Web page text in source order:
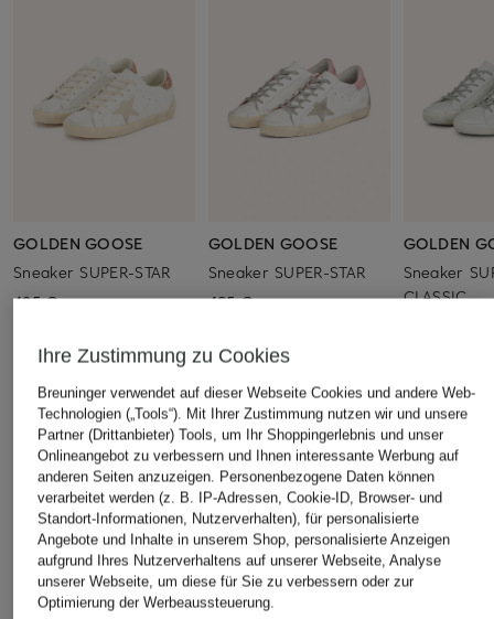
GOLDEN GOOSE
Sneaker SUPER-STAR
495 €
GOLDEN GOOSE
Sneaker SUPER-STAR
485 €
GOLDEN
Sneaker
CLASSIC
ÄHNLICHE ARTIKEL ENTDECKEN
Ihre Zustimmung zu Cookies
Breuninger verwendet auf dieser Webseite Cookies und andere Web-
Technologien („Tools“). Mit Ihrer Zustimmung nutzen wir und unsere
Partner (Drittanbieter) Tools, um Ihr Shoppingerlebnis und unser
Onlineangebot zu verbessern und Ihnen interessante Werbung auf
anderen Seiten anzuzeigen. Personenbezogene Daten können
verarbeitet werden (z. B. IP-Adressen, Cookie-ID, Browser- und
Standort-Informationen, Nutzerverhalten), für personalisierte
Angebote und Inhalte in unserem Shop, personalisierte Anzeigen
aufgrund Ihres Nutzerverhaltens auf unserer Webseite, Analyse
unserer Webseite, um diese für Sie zu verbessern oder zur
Optimierung der Werbeaussteuerung.